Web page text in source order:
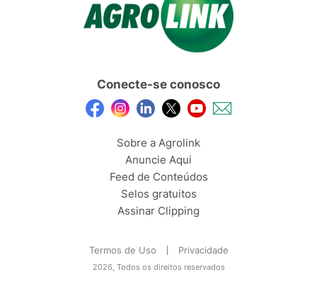
Conecte-se conosco
Sobre a Agrolink
Anuncie Aqui
Feed de Conteúdos
Selos gratuitos
Assinar Clipping
Termos de Uso Privacidade
2026, Todos os direitos reservados